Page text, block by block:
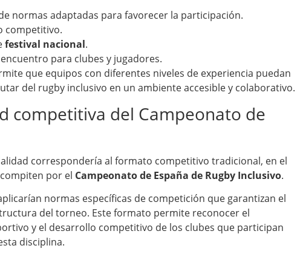
normas adaptadas para favorecer la participación.
competitivo.
festival nacional.
para clubes y jugadores.
que equipos con diferentes niveles de experiencia puedan
del rugby inclusivo en un ambiente accesible y colaborativo.
competitiva del Campeonato de
correspondería al formato competitivo tradicional, en el
por el Campeonato de España de Rugby Inclusivo.
normas específicas de competición que garantizan el
del torneo. Este formato permite reconocer el
y el desarrollo competitivo de los clubes que participan
disciplina.